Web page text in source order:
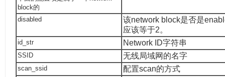
block的
disabled
该network block是否是
应该等于2。
id_str Network ID字符串
SSID 无线局域网的名字
scan_ssid 配置scan的方式